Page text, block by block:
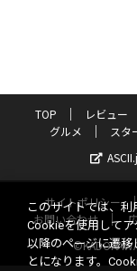
TOP レビュー
グルメ
スタ
サイトポリシー
お問い合わせ
このサイトでは、利
Cookieを使用して
以降のページに遷移
とになります。